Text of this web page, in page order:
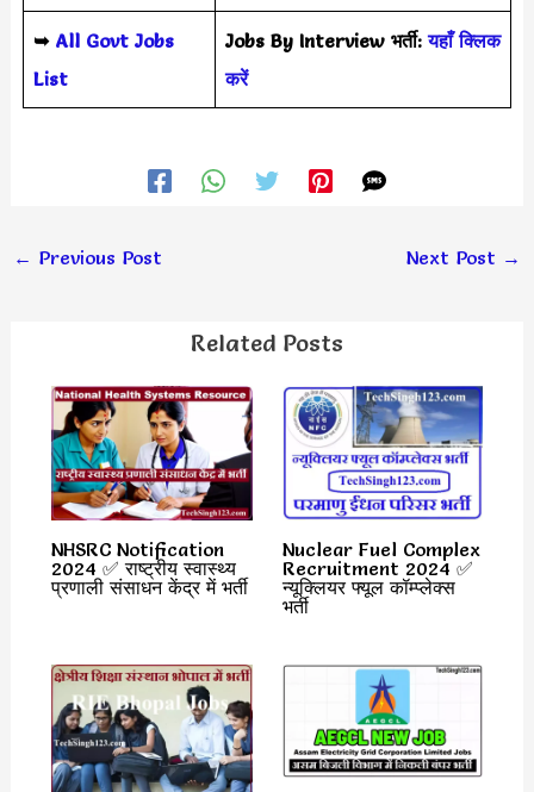
➥ All Govt Jobs
List
Jobs By Interview भर्ती:यहाँ क्लिक
करें
← Previous Post Next Post →
Related Posts
NHSRC Notification
2024 ✅ राष्ट्रीय स्वास्थ्य
प्रणाली संसाधन केंद्र में भर्ती
Nuclear Fuel Complex
Recruitment 2024 ✅
न्यूक्लियर फ्यूल कॉम्प्लेक्स
भर्ती